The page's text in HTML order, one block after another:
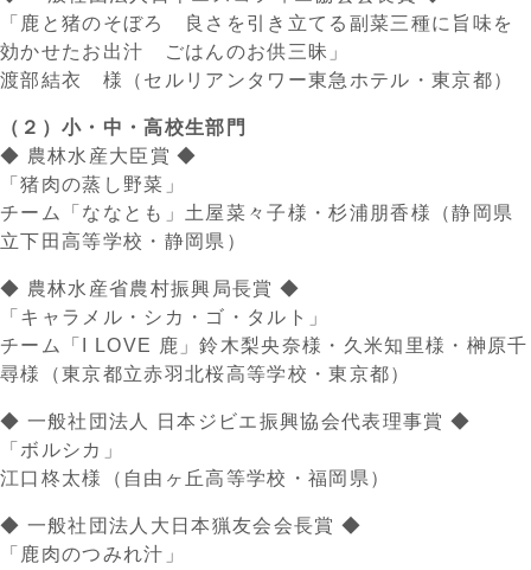
「鹿と猪のそぼろ 良さを引き立てる副菜三種に旨味を
効かせたお出汁 ごはんのお供三昧」
渡部結衣 様（セルリアンタワー東急ホテル・東京都）
（２）小・中・高校生部門
◆ 農林水産大臣賞 ◆
「猪肉の蒸し野菜」
チーム「ななとも」土屋菜々子様・杉浦朋香様（静岡県
立下田高等学校・静岡県）
◆ 農林水産省農村振興局長賞 ◆
「キャラメル・シカ・ゴ・タルト」
チーム「I LOVE 鹿」鈴木梨央奈様・久米知里様・榊原千
尋様（東京都立赤羽北桜高等学校・東京都）
◆ 一般社団法人 日本ジビエ振興協会代表理事賞 ◆
「ボルシカ」
江口柊太様（自由ヶ丘高等学校・福岡県）
◆ 一般社団法人大日本猟友会会長賞 ◆
「鹿肉のつみれ汁」